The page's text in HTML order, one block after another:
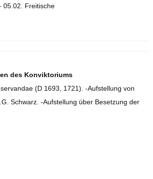
05.02. Freitische
des Konviktoriums
(D 1693, 1721). -Aufstellung von
Schwarz. -Aufstellung über Besetzung der